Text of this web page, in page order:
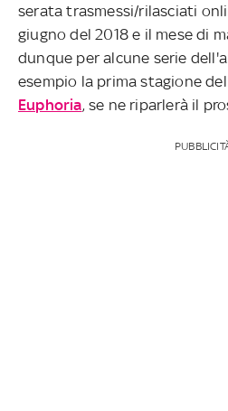
serata trasmessi/rilasciati
giugno del 2018 e il mese di
dunque per alcune serie
esempio la prima stagione
Euphoria, se ne riparlerà il